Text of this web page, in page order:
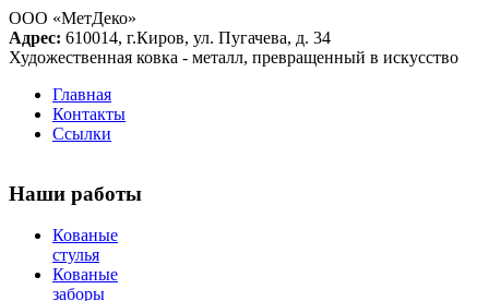
ООО «МетДеко»
Адрес: 610014, г.Киров, ул. Пугачева, д. 34
Художественная ковка - металл, превращенный в искусство
Главная
Контакты
Ссылки
Наши работы
Кованые
стулья
Кованые
заборы